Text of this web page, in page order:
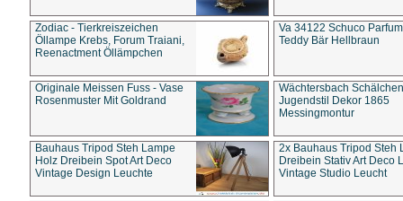
Zodiac - Tierkreiszeichen
Öllampe Krebs, Forum Traiani,
Reenactment Öllämpchen
Va 34122 Schuco
Teddy Bär Hellbraun
Originale Meissen Fuss - Vase
Rosenmuster Mit Goldrand
Wächtersbach Schälchen
Jugendstil Dekor 1865
Messingmontur
Bauhaus Tripod Steh Lampe
Holz Dreibein Spot Art Deco
Vintage Design Leuchte
2x Bauhaus Tripod Steh
Dreibein Stativ Art Deco
Vintage Studio Leucht